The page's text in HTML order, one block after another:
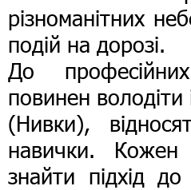
різноманітних
подій на дорозі.
До
повинен володіти
(Нивки),
навички. Кожен
знайти підхід